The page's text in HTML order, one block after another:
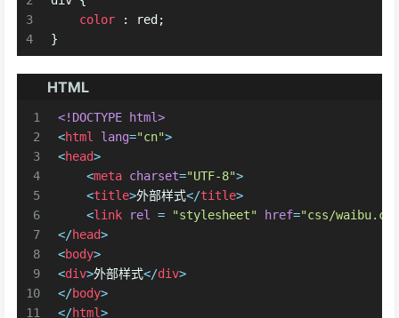
3
4
color : red;
}
HTML
1
2
3
4
5
6
7
8
9
10
11
<!DOCTYPE html>
<html lang="cn">
<head>
<meta charset="UTF-8">
<title>外部样式</title>
<link rel = "stylesheet" href="css/
</head>
<body>
<div>外部样式</div>
</body>
</html>